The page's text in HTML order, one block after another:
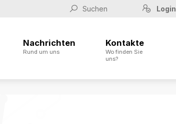
Login
Nachrichten
Rund um uns
Kontakte
Wo finden Sie
uns?